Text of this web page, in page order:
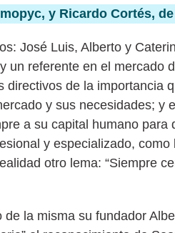
y Ricardo Cortés,
José Luis, Alberto y
un referente en el mercado
de la importancia
y sus necesidades; y
a su capital humano para
y especializado,
otro lema: “Siempre
la misma su fundador